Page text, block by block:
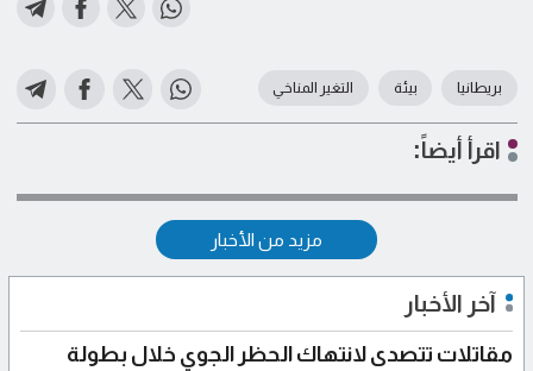
بريطانيا بيئة التغير المناخي
اقرأ أيضاً:
مزيد من الأخبار
آخر الأخبار
مقاتلات تتصدى لانتهاك الحظر الجوي خلال بطولة